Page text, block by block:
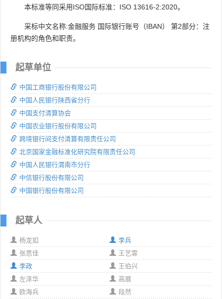
本标准等同采用ISO国际标准：ISO 13616-2:2020。
采标中文名称:金融服务 国际银行账号（IBAN） 第2部分：注
册机构的角色和职责。
起草单位
中国工商银行股份有限公司
中国人民银行陕西省分行
中国支付清算协会
中国农业银行股份有限公司
跨境银行间支付清算有限责任公司
北京国家金融标准化研究院有限责任公司
中国人民银行渭南市分行
中信银行股份有限公司
中国银行股份有限公司
起草人
杨龙如
李兵
张思佳
王艺霏
李政
王伯兴
左泽华
高展
欧海兵
段然